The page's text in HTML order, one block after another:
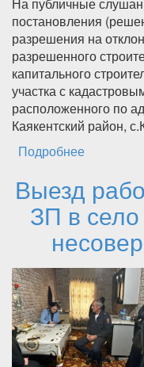
постановления
разрешения на
разрешенного
капитального
участка с
расположенного по
Каякентский район,
Подробнее
Выезд
ЗП в